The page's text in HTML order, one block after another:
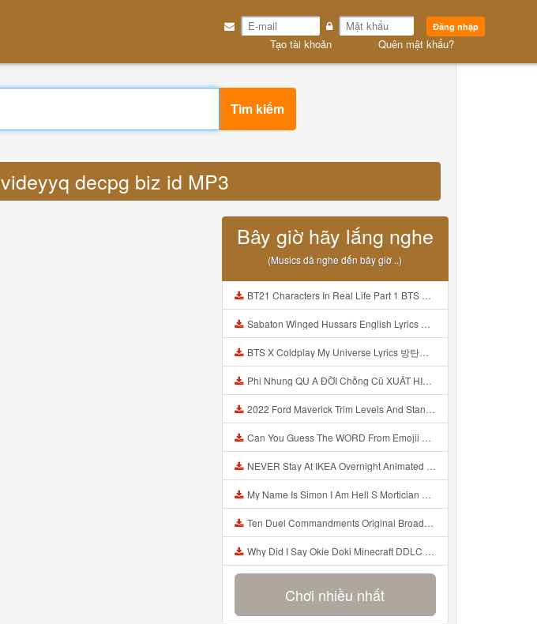
Đăng nhập
Tạo tài khoản Quên mật khẩu?
Tìm kiếm
decpg biz id MP3
Bây giờ hãy lắng nghe
(Musics đã nghe đến bây giờ ..)
BT21 Characters In Real Life Part 1 BTS AND BT21 방탄소년단 BT21 BT21아가들은 아빠조아 따라쟁이들 BTS Vs BT21 Mp3
Sabaton Winged Hussars English Lyrics Mp3
BTS X Coldplay My Universe Lyrics 방탄소년단 콜드플레이 My Universe 가사 Color Coded Lyrics Han Rom Eng Mp3
Phi Nhung QU A ĐỜI Chồng Cũ XUẤT HIỆN Khóc Hối Hận Vì Làm Điều KHỦNG KHIẾP Với Cô Mp3
2022 Ford Maverick Trim Levels And Standard Features Explained Mp3
Can You Guess The WORD From Emojii COMPOUND WORD EMOJII CHALLENGE 90 PEOPLE FAIL Guess Mp3
NEVER Stay At IKEA Overnight Animated SCP 3008 Horror Story Mp3
My Name Is Simon I Am Hell S Mortician And I Am Going To Kill God Creepypasta Mp3
Ten Duel Commandments Original Broadway Cast Of Hamilton Lyrics Mp3
Why Did I Say Okie Doki Minecraft DDLC Animated Music Video Song By The Stupendium Mp3
Chơi nhiều nhất